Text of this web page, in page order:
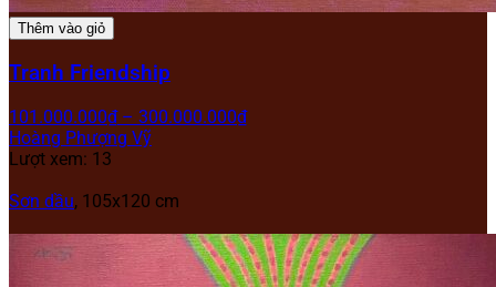
Thêm vào giỏ
Tranh Friendship
101.000.000₫ – 300.000.000₫
Hoàng Phượng Vỹ
Lượt xem: 13
Sơn dầu, 105x120 cm